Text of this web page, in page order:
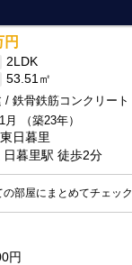
円
2LDK
53.51㎡
鉄骨鉄筋コンクリート
月
（築23年）
日暮里
日暮里駅 徒歩2分
部屋にまとめてチェック
円